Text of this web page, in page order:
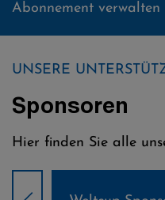
Abonnement verwalten
UNSERE
Sponsoren
Hier finden Sie alle